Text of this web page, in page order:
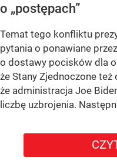
o „postępach”
Temat tego konfliktu
pytania o ponawiane
o dostawy pocisków dla
że Stany Zjednoczone też
że administracja Joe
liczbę uzbrojenia.